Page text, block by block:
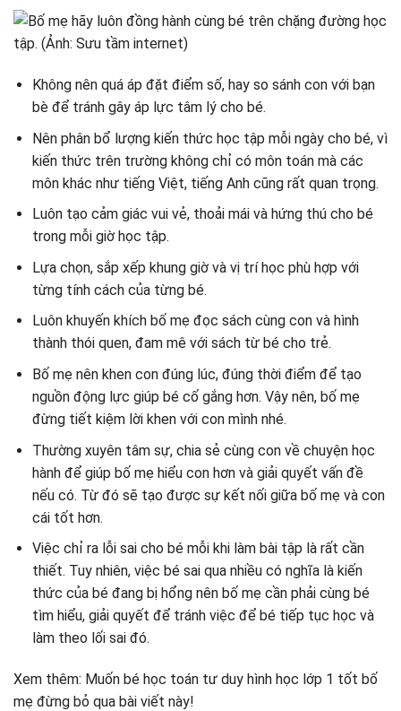
Không nên quá áp đặt điểm số, hay so sánh con với bạn
bè để tránh gây áp lực tâm lý cho bé.
Nên phân bổ lượng kiến thức học tập mỗi ngày cho bé, vì
kiến thức trên trường không chỉ có môn toán mà các
môn khác như tiếng Việt, tiếng Anh cũng rất quan trọng.
Luôn tạo cảm giác vui vẻ, thoải mái và hứng thú cho bé
trong mỗi giờ học tập.
Lựa chọn, sắp xếp khung giờ và vị trí học phù hợp với
từng tính cách của từng bé.
Luôn khuyến khích bố mẹ đọc sách cùng con và hình
thành thói quen, đam mê với sách từ bé cho trẻ.
Bố mẹ nên khen con đúng lúc, đúng thời điểm để tạo
nguồn động lực giúp bé cố gắng hơn. Vậy nên, bố mẹ
đừng tiết kiệm lời khen với con mình nhé.
Thường xuyên tâm sự, chia sẻ cùng con về chuyện học
hành để giúp bố mẹ hiểu con hơn và giải quyết vấn đề
nếu có. Từ đó sẽ tạo được sự kết nối giữa bố mẹ và con
cái tốt hơn.
Việc chỉ ra lỗi sai cho bé mỗi khi làm bài tập là rất cần
thiết. Tuy nhiên, việc bé sai qua nhiều có nghĩa là kiến
thức của bé đang bị hổng nên bố mẹ cần phải cùng bé
tìm hiểu, giải quyết để tránh việc để bé tiếp tục học và
làm theo lối sai đó.
Xem thêm: Muốn bé học toán tư duy hình học lớp 1 tốt bố
mẹ đừng bỏ qua bài viết này!